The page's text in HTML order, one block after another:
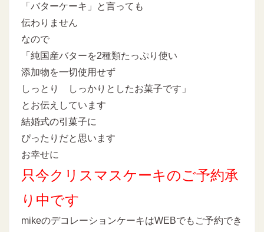
「バターケーキ」と言っても
伝わりません
なので
「純国産バターを2種類たっぷり使い
添加物を一切使用せず
しっとり しっかりとしたお菓子です」
とお伝えしています
結婚式の引菓子に
ぴったりだと思います
お幸せに
只今クリスマスケーキのご予約承
り中です
mikeのデコレーションケーキはWEBでもご予約でき